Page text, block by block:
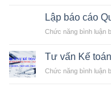
Lập báo cáo
Chức năng bình luận
Tư vấn Kế
Chức năng bình luận